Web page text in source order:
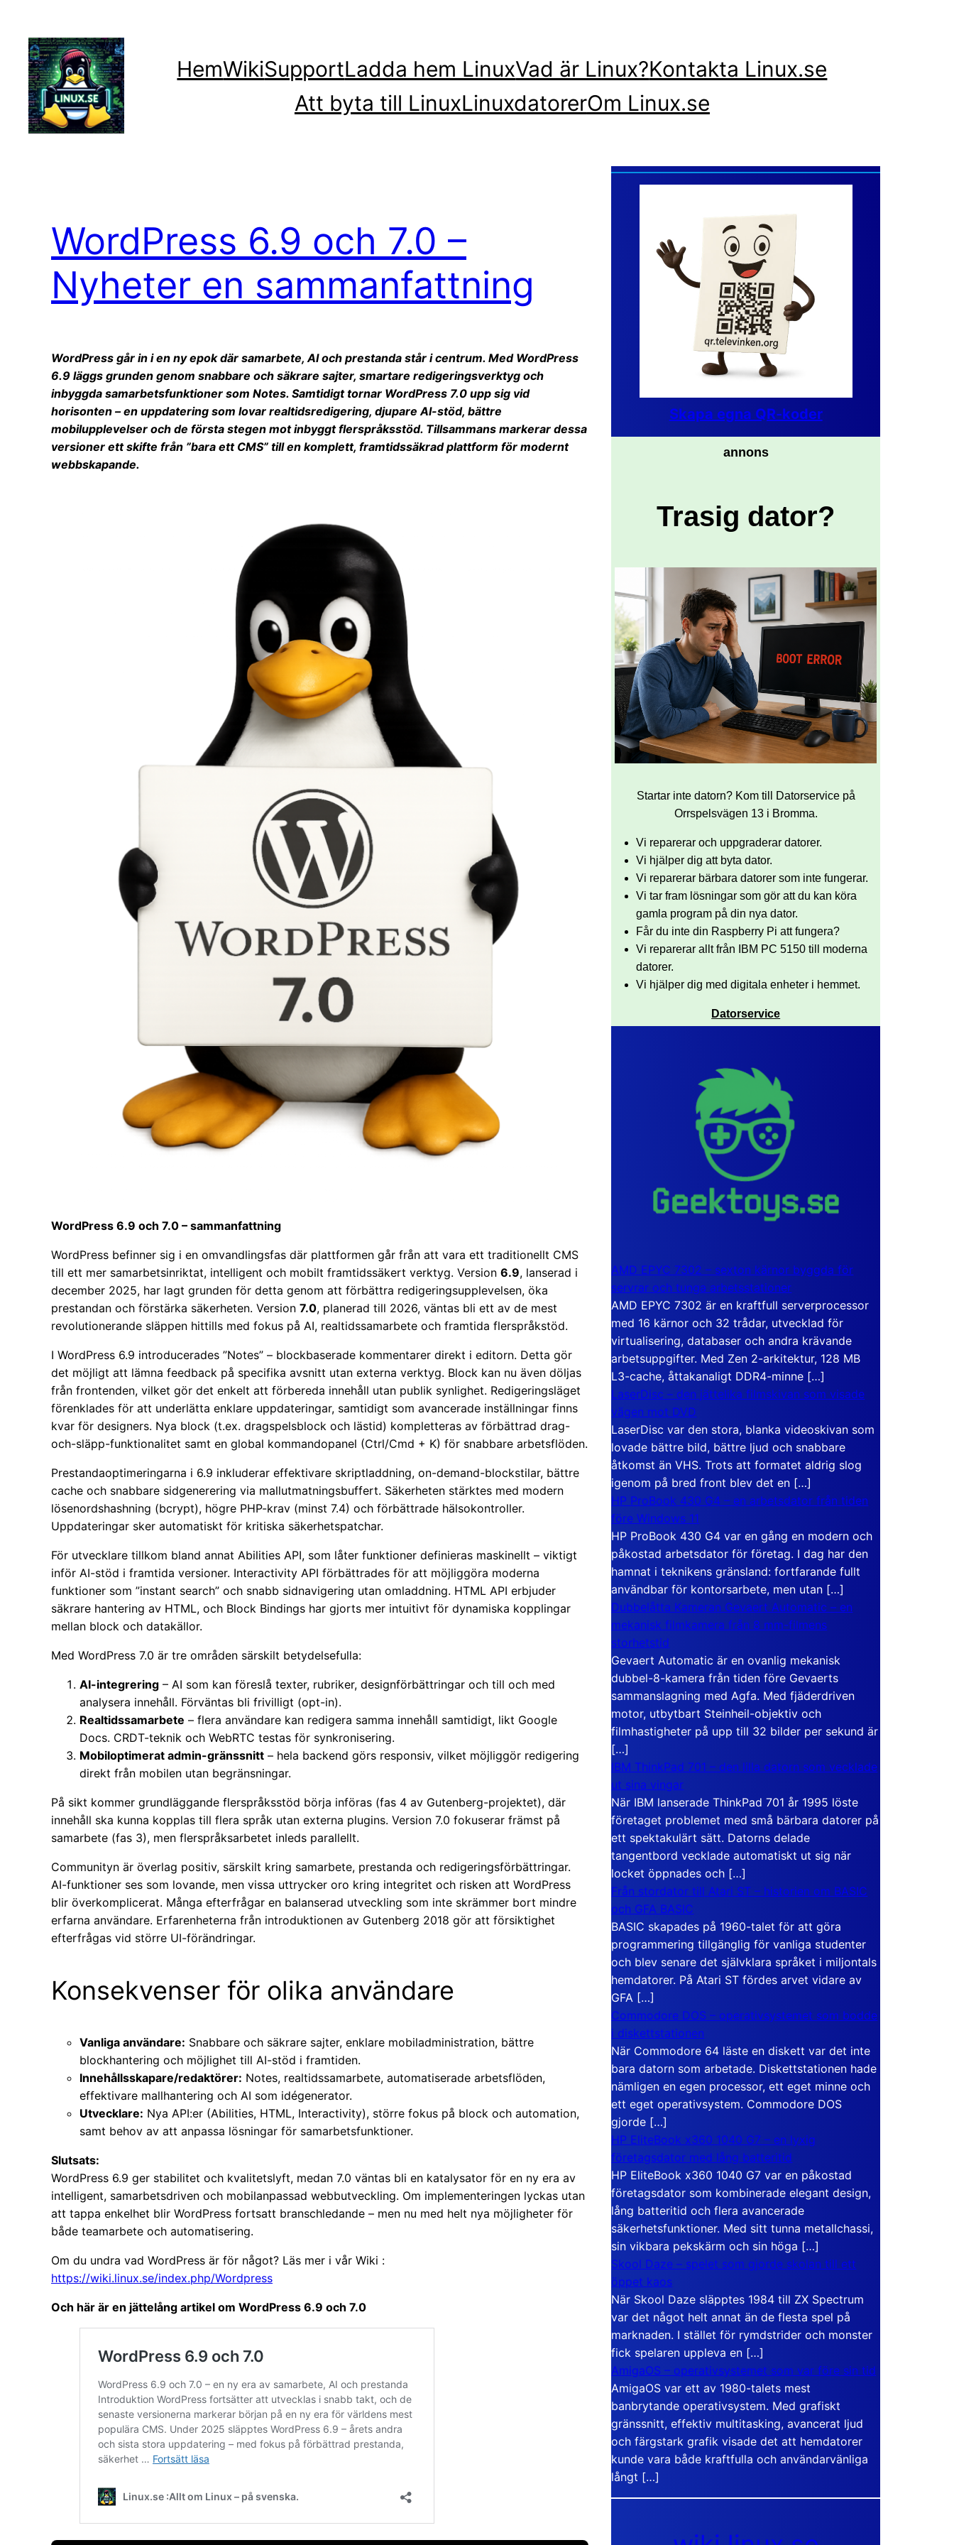
innehåll
HemWikiSupportLadda hem LinuxVad är Linux?Kontakta Linux.se
Att byta till LinuxLinuxdatorerOm Linux.se
WordPress 6.9 och 7.0 –
Nyheter en sammanfattning
WordPress går in i en ny epok där samarbete, AI och prestanda står i centrum. Med WordPress
6.9 läggs grunden genom snabbare och säkrare sajter, smartare redigeringsverktyg och
inbyggda samarbetsfunktioner som Notes. Samtidigt tornar WordPress 7.0 upp sig vid
horisonten – en uppdatering som lovar realtidsredigering, djupare AI-stöd, bättre
mobilupplevelser och de första stegen mot inbyggt flerspråksstöd. Tillsammans markerar dessa
versioner ett skifte från ”bara ett CMS” till en komplett, framtidssäkrad plattform för modernt
webbskapande.
WordPress 6.9 och 7.0 – sammanfattning
WordPress befinner sig i en omvandlingsfas där plattformen går från att vara ett traditionellt CMS
till ett mer samarbetsinriktat, intelligent och mobilt framtidssäkert verktyg. Version 6.9, lanserad i
december 2025, har lagt grunden för detta genom att förbättra redigeringsupplevelsen, öka
prestandan och förstärka säkerheten. Version 7.0, planerad till 2026, väntas bli ett av de mest
revolutionerande släppen hittills med fokus på AI, realtidssamarbete och framtida flerspråkstöd.
I WordPress 6.9 introducerades ”Notes” – blockbaserade kommentarer direkt i editorn. Detta gör
det möjligt att lämna feedback på specifika avsnitt utan externa verktyg. Block kan nu även döljas
från frontenden, vilket gör det enkelt att förbereda innehåll utan publik synlighet. Redigeringsläget
förenklades för att underlätta enklare uppdateringar, samtidigt som avancerade inställningar finns
kvar för designers. Nya block (t.ex. dragspelsblock och lästid) kompletteras av förbättrad drag-
och-släpp-funktionalitet samt en global kommandopanel (Ctrl/Cmd + K) för snabbare arbetsflöden.
Prestandaoptimeringarna i 6.9 inkluderar effektivare skriptladdning, on-demand-blockstilar, bättre
cache och snabbare sidgenerering via mallutmatningsbuffert. Säkerheten stärktes med modern
lösenordshashning (bcrypt), högre PHP-krav (minst 7.4) och förbättrade hälsokontroller.
Uppdateringar sker automatiskt för kritiska säkerhetspatchar.
För utvecklare tillkom bland annat Abilities API, som låter funktioner definieras maskinellt – viktigt
inför AI-stöd i framtida versioner. Interactivity API förbättrades för att möjliggöra moderna
funktioner som ”instant search” och snabb sidnavigering utan omladdning. HTML API erbjuder
säkrare hantering av HTML, och Block Bindings har gjorts mer intuitivt för dynamiska kopplingar
mellan block och datakällor.
Med WordPress 7.0 är tre områden särskilt betydelsefulla:
AI-integrering – AI som kan föreslå texter, rubriker, designförbättringar och till och med
analysera innehåll. Förväntas bli frivilligt (opt-in).
Realtidssamarbete – flera användare kan redigera samma innehåll samtidigt, likt Google
Docs. CRDT-teknik och WebRTC testas för synkronisering.
Mobiloptimerat admin-gränssnitt – hela backend görs responsiv, vilket möjliggör redigering
direkt från mobilen utan begränsningar.
På sikt kommer grundläggande flerspråksstöd börja införas (fas 4 av Gutenberg-projektet), där
innehåll ska kunna kopplas till flera språk utan externa plugins. Version 7.0 fokuserar främst på
samarbete (fas 3), men flerspråksarbetet inleds parallellt.
Communityn är överlag positiv, särskilt kring samarbete, prestanda och redigeringsförbättringar.
AI-funktioner ses som lovande, men vissa uttrycker oro kring integritet och risken att WordPress
blir överkomplicerat. Många efterfrågar en balanserad utveckling som inte skrämmer bort mindre
erfarna användare. Erfarenheterna från introduktionen av Gutenberg 2018 gör att försiktighet
efterfrågas vid större UI-förändringar.
Konsekvenser för olika användare
Vanliga användare: Snabbare och säkrare sajter, enklare mobiladministration, bättre
blockhantering och möjlighet till AI-stöd i framtiden.
Innehållsskapare/redaktörer: Notes, realtidssamarbete, automatiserade arbetsflöden,
effektivare mallhantering och AI som idégenerator.
Utvecklare: Nya API:er (Abilities, HTML, Interactivity), större fokus på block och automation,
samt behov av att anpassa lösningar för samarbetsfunktioner.
Slutsats:
WordPress 6.9 ger stabilitet och kvalitetslyft, medan 7.0 väntas bli en katalysator för en ny era av
intelligent, samarbetsdriven och mobilanpassad webbutveckling. Om implementeringen lyckas utan
att tappa enkelhet blir WordPress fortsatt branschledande – men nu med helt nya möjligheter för
både teamarbete och automatisering.
Om du undra vad WordPress är för något? Läs mer i vår Wiki :
https://wiki.linux.se/index.php/Wordpress
Och här är en jättelång artikel om WordPress 6.9 och 7.0
Skapa egna QR-koder
annons
Trasig dator?
Startar inte datorn? Kom till Datorservice på
Orrspelsvägen 13 i Bromma.
Vi reparerar och uppgraderar datorer.
Vi hjälper dig att byta dator.
Vi reparerar bärbara datorer som inte fungerar.
Vi tar fram lösningar som gör att du kan köra
gamla program på din nya dator.
Får du inte din Raspberry Pi att fungera?
Vi reparerar allt från IBM PC 5150 till moderna
datorer.
Vi hjälper dig med digitala enheter i hemmet.
Datorservice
AMD EPYC 7302 – sexton kärnor byggda för
servrar och tunga arbetsstationer
AMD EPYC 7302 är en kraftfull serverprocessor
med 16 kärnor och 32 trådar, utvecklad för
virtualisering, databaser och andra krävande
arbetsuppgifter. Med Zen 2-arkitektur, 128 MB
L3-cache, åttakanaligt DDR4-minne […]
LaserDisc – den jättelika filmskivan som visade
vägen mot DVD
LaserDisc var den stora, blanka videoskivan som
lovade bättre bild, bättre ljud och snabbare
åtkomst än VHS. Trots att formatet aldrig slog
igenom på bred front blev det en […]
HP ProBook 430 G4 – en arbetsdator från tiden
före Windows 11
HP ProBook 430 G4 var en gång en modern och
påkostad arbetsdator för företag. I dag har den
hamnat i teknikens gränsland: fortfarande fullt
användbar för kontorsarbete, men utan […]
Dubbelåtta Kameran Gevaert Automatic – en
mekanisk filmkamera från 8 mm-filmens
storhetstid
Gevaert Automatic är en ovanlig mekanisk
dubbel-8-kamera från tiden före Gevaerts
sammanslagning med Agfa. Med fjäderdriven
motor, utbytbart Steinheil-objektiv och
filmhastigheter på upp till 32 bilder per sekund är
[…]
IBM ThinkPad 701 – den lilla datorn som vecklade
ut sina vingar
När IBM lanserade ThinkPad 701 år 1995 löste
företaget problemet med små bärbara datorer på
ett spektakulärt sätt. Datorns delade
tangentbord vecklade automatiskt ut sig när
locket öppnades och […]
Från stordator till Atari ST – historien om BASIC
och GFA BASIC
BASIC skapades på 1960-talet för att göra
programmering tillgänglig för vanliga studenter
och blev senare det självklara språket i miljontals
hemdatorer. På Atari ST fördes arvet vidare av
GFA […]
Commodore DOS – operativsystemet som bodde
i diskettstationen
När Commodore 64 läste en diskett var det inte
bara datorn som arbetade. Diskettstationen hade
nämligen en egen processor, ett eget minne och
ett eget operativsystem. Commodore DOS
gjorde […]
HP EliteBook x360 1040 G7 – en lyxig
företagsdator med lång batteritid
HP EliteBook x360 1040 G7 var en påkostad
företagsdator som kombinerade elegant design,
lång batteritid och flera avancerade
säkerhetsfunktioner. Med sitt tunna metallchassi,
sin vikbara pekskärm och sin höga […]
Skool Daze – spelet som gjorde skolan till ett
öppet kaos
När Skool Daze släpptes 1984 till ZX Spectrum
var det något helt annat än de flesta spel på
marknaden. I stället för rymdstrider och monster
fick spelaren uppleva en […]
AmigaOS – operativsystemet som var före sin tid
AmigaOS var ett av 1980-talets mest
banbrytande operativsystem. Med grafiskt
gränssnitt, effektiv multitasking, avancerat ljud
och färgstark grafik visade det att hemdatorer
kunde vara både kraftfulla och användarvänliga
långt […]